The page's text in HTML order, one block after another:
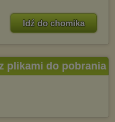
Idź do chomika
plikami do pobrania